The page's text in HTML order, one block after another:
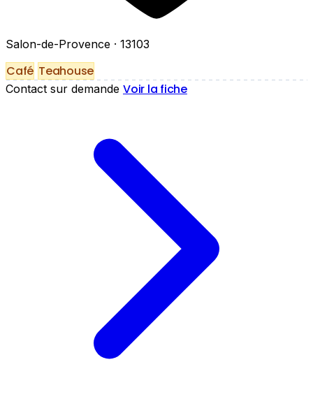
Salon-de-Provence · 13103
Café Teahouse
Contact sur demande Voir la fiche